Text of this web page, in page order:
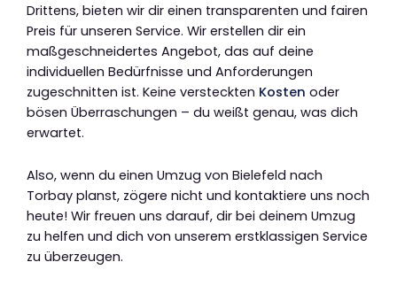
Drittens, bieten wir dir einen transparenten und fairen
Preis für unseren Service. Wir erstellen dir ein
maßgeschneidertes Angebot, das auf deine
individuellen Bedürfnisse und Anforderungen
zugeschnitten ist. Keine versteckten Kosten oder
bösen Überraschungen – du weißt genau, was dich
erwartet.
Also, wenn du einen Umzug von Bielefeld nach
Torbay planst, zögere nicht und kontaktiere uns noch
heute! Wir freuen uns darauf, dir bei deinem Umzug
zu helfen und dich von unserem erstklassigen Service
zu überzeugen.